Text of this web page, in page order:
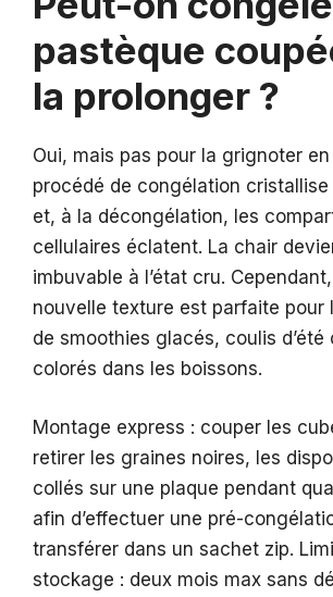
pastèque
la prolonger ?
Oui, mais pas pour la grignoter
procédé de congélation cristallise
et, à la décongélation, les
cellulaires éclatent. La chair
imbuvable à l’état cru.
nouvelle texture est parfaite pour
de smoothies glacés, coulis d’été
colorés dans les boissons.
Montage express : couper les
retirer les graines noires, les
collés sur une plaque pendant
afin d’effectuer une pré-
transférer dans un sachet zip.
stockage : deux mois max sans